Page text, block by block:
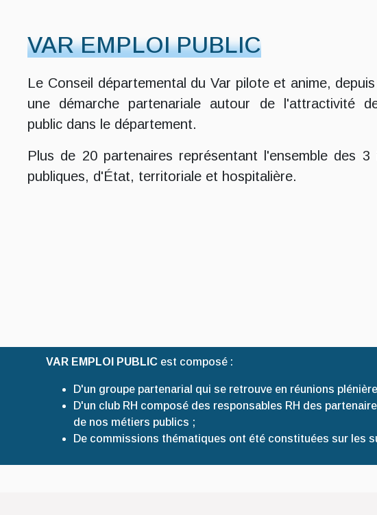
VAR EMPLOI PUBLIC
Le Conseil départemental du Var pilote et anime,
une démarche partenariale autour de l'attractivité
public dans le département.
Plus de 20 partenaires représentant l'ensemble des 3
publiques, d'État, territoriale et hospitalière.
VAR EMPLOI PUBLIC est composé :
D'un groupe partenarial qui se retrouve en réunions
D'un club RH composé des responsables RH des
de nos métiers publics ;
De commissions thématiques ont été constituées sur les